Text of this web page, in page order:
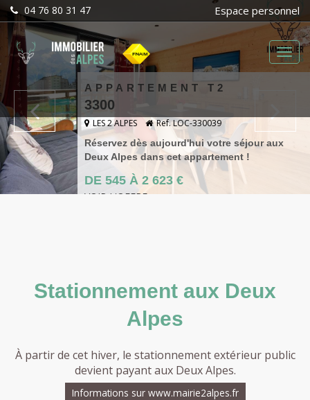
04 76 80 31 47 Espace personnel
Menu
APPARTEMENT T2
3300
LES 2 ALPES Ref. LOC-330039
Réservez dès aujourd'hui votre séjour aux
Deux Alpes dans cet appartement !
DE 545 À 2 623 €
VOIR L'OFFRE
Stationnement aux Deux
Alpes
À partir de cet hiver, le stationnement extérieur public
devient payant aux Deux Alpes.
Informations sur www.mairie2alpes.fr